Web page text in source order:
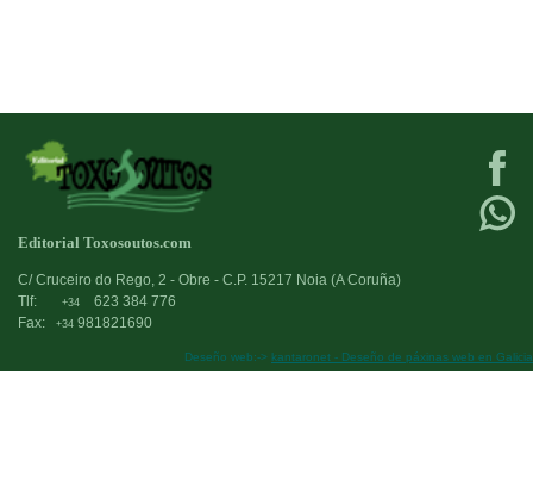
Editorial Toxosoutos.com
C/ Cruceiro do Rego, 2 - Obre - C.P. 15217 Noia (A Coruña)
Tlf:
+34
623 384 776
Fax:
+34 981821690
Deseño web:-> kantaronet - Deseño de páxinas web en Galicia